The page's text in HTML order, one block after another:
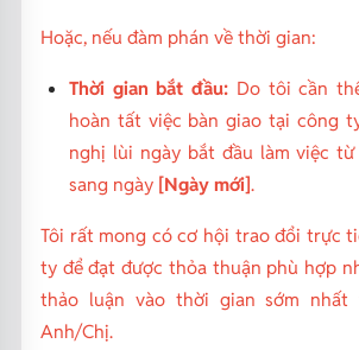
Hoặc, nếu đàm phán về thời gian:
Thời gian bắt đầu: Do tôi cần
hoàn tất việc bàn giao tại công
nghị lùi ngày bắt đầu làm việc từ
sang ngày [Ngày mới].
Tôi rất mong có cơ hội trao đổi trực
ty để đạt được thỏa thuận phù hợp
thảo luận vào thời gian sớm nhất
Anh/Chị.